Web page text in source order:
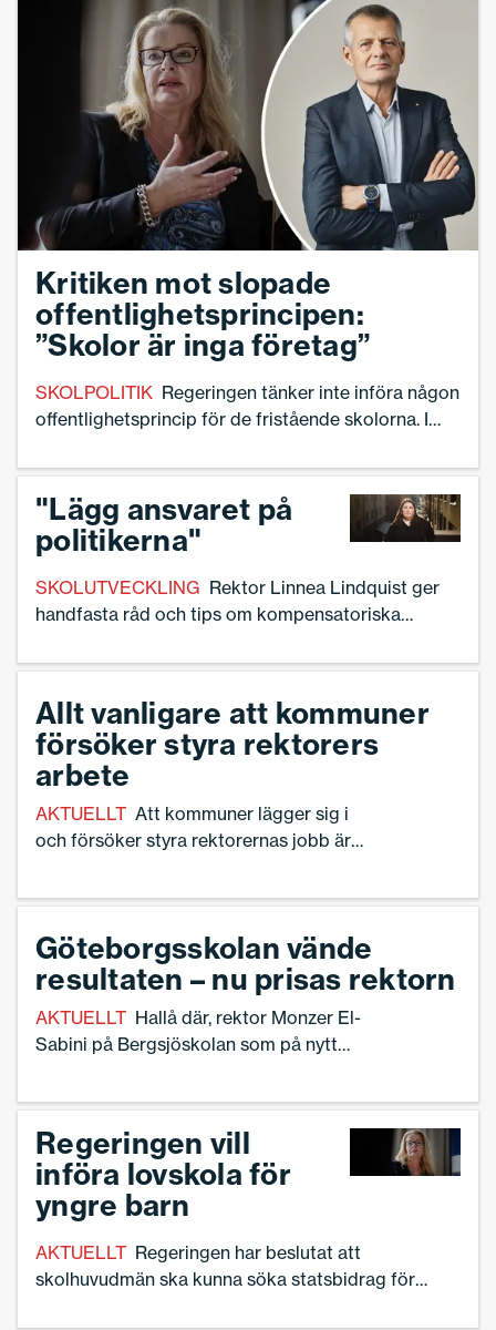
på betygsinflationen.
Kritiken mot slopade
offentlighetsprincipen:
”Skolor är inga företag”
SKOLPOLITIK Regeringen tänker inte införa någon
offentlighetsprincip för de fristående skolorna. I
Det är under all kritik. Man väljer rätten till
associationsform före rätten till insyn. Det här är
inga företag, det är skolor som är demokratins
kanske viktigaste hörnpelare, säger Matz Nilsson,
ordförande i Sveriges Skolledare.
"Lägg ansvaret på
politikerna"
SKOLUTVECKLING Rektor Linnea Lindquist ger
handfasta råd och tips om kompensatoriska
Samtidigt uppmanar hon Sveriges rektorer att stå
politikerna eftersom de ger förutsättningarna för
skolan.
Allt vanligare att kommuner
försöker styra rektorers
arbete
AKTUELLT Att kommuner lägger sig i
och försöker styra rektorernas jobb är
utbildas i de lagar och regler som gäller.
intervention i rektorernas arbete, säger
Matz Nilsson, en av två ordförande i
Göteborgsskolan vände
resultaten – nu prisas rektorn
AKTUELLT Hallå där, rektor Monzer El-
Sabini på Bergsjöskolan som på nytt
vetenskaps- och vitterhetssamhället i
Regeringen vill
införa lovskola för
yngre barn
AKTUELLT Regeringen har beslutat att
skolhuvudmän ska kunna söka statsbidrag för